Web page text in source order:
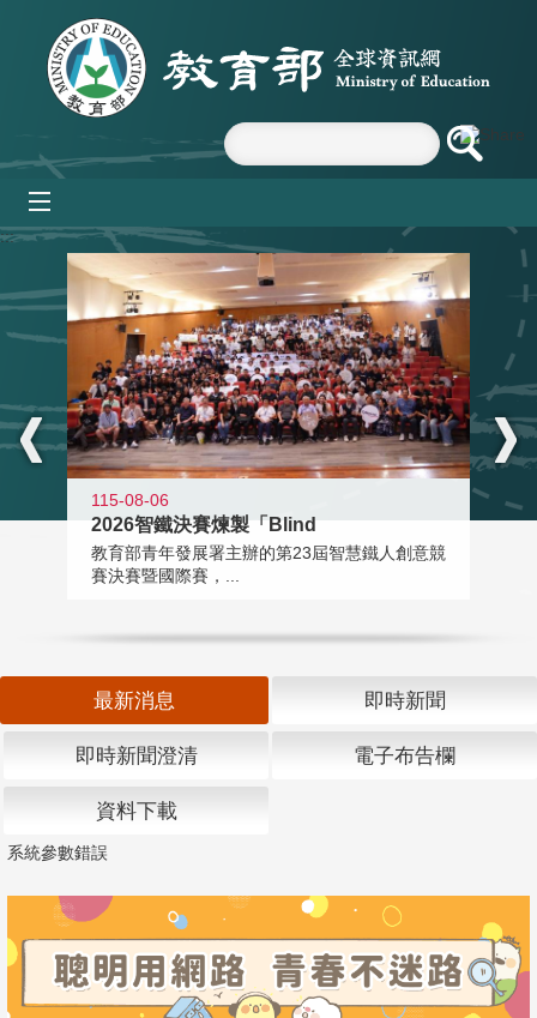
跳到主要內容區塊
:::
115-08-06
2026智鐵決賽煉製「Blind
教育部青年發展署主辦的第23屆智慧鐵人創意競
賽決賽暨國際賽，...
最新消息 即時新聞
即時新聞澄清 電子布告欄
資料下載
系統參數錯誤